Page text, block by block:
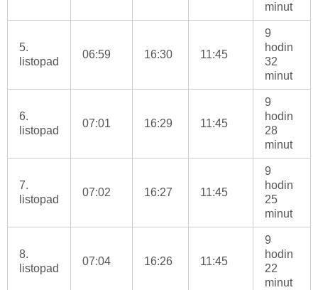
minut
5.
listopad
06:59 16:30 11:45
9
hodin
32
minut
6.
listopad
07:01 16:29 11:45
9
hodin
28
minut
7.
listopad
07:02 16:27 11:45
9
hodin
25
minut
8.
listopad
07:04 16:26 11:45
9
hodin
22
minut